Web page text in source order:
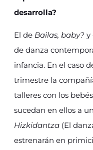
desarrolla?
El de Bailas, baby? y
de danza
infancia. En el caso
trimestre la
talleres con los
sucedan en ellos a
Hizkidantza (El
estrenarán en